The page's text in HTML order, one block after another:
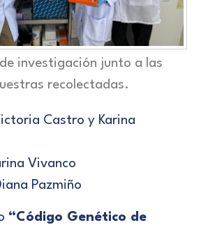
investigación junto a las
recolectadas.
Castro y Karina
Vivanco
Pazmiño
“Código Genético de